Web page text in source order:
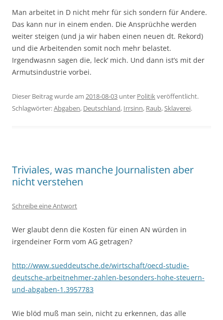
Man arbeitet in D nicht mehr für sich sondern für Andere.
Das kann nur in einem enden. Die Ansprüchhe werden
weiter steigen (und ja wir haben einen neuen dt. Rekord)
und die Arbeitenden somit noch mehr belastet.
Irgendwasnn sagen die, leck‘ mich. Und dann ist’s mit der
Armutsindustrie vorbei.
Dieser Beitrag wurde am 2018-08-03 unter Politikveröffentlicht.
Schlagwörter:Abgaben, Deutschland, Irrsinn, Raub,Sklaverei.
Triviales, was manche Journalisten aber
nicht verstehen
Schreibe eine Antwort
Wer glaubt denn die Kosten für einen AN würden in
irgendeiner Form vom AG getragen?
http://www.sueddeutsche.de/wirtschaft/oecd-studie-
deutsche-arbeitnehmer-zahlen-besonders-hohe-steuern-
und-abgaben-1.3957783
Wie blöd muß man sein, nicht zu erkennen, das alle